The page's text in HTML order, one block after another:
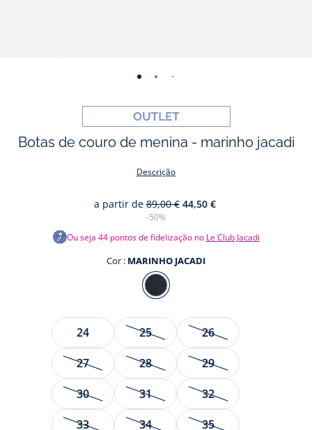
-
01 02 03
Botas de couro de menina - marinho jacadi
Descrição
a partir de 89,00 € 44,50 €
-50%
Ou seja 44pontos de fidelização no Le Club Jacadi
Cor : MARINHO JACADI
Cor
MARINHO
JACADI
Tamanho
24 25
26
27
28
29
30
31
32
33
34
35